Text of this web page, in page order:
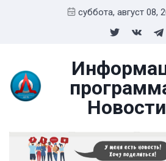
суббота, август 08,